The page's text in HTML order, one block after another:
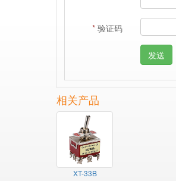
* 验证码
发送
相关产品
XT-33B